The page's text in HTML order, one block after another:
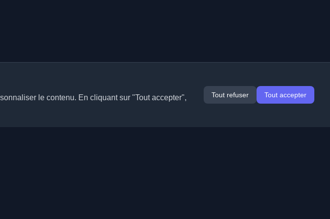
le contenu. En cliquant sur "Tout accepter",
Tout refuser Tout accepter